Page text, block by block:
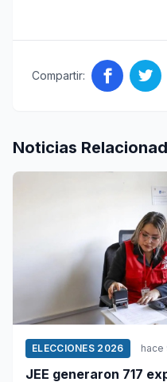
Compartir:
Noticias
ELECCIONES 2026 hace
JEE generaron 717